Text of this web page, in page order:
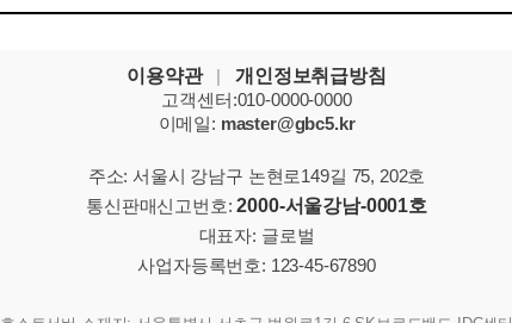
이용약관 |
개인정보취급방침
고객센터:010-0000-0000
이메일: master@gbc5.kr
주소: 서울시 강남구 논현로149길 75, 202호
통신판매신고번호:2000-서울강남-0001호
대표자: 글로벌
사업자등록번호: 123-45-67890